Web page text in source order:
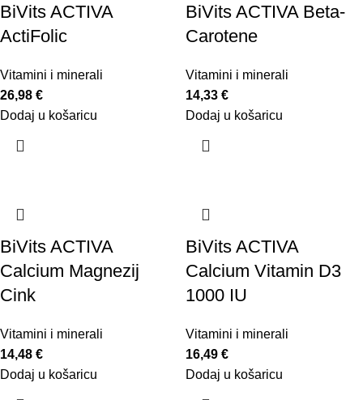
BiVits ACTIVA
ActiFolic
Vitamini i minerali
26,98 €
Dodaj u košaricu
BiVits ACTIVA Beta-
Carotene
Vitamini i minerali
14,33 €
Dodaj u košaricu
BiVits ACTIVA
Calcium Magnezij
Cink
Vitamini i minerali
14,48 €
Dodaj u košaricu
BiVits ACTIVA
Calcium Vitamin D3
1000 IU
Vitamini i minerali
16,49 €
Dodaj u košaricu